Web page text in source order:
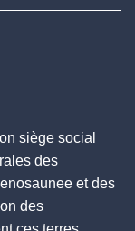
siège social
des
et des
des